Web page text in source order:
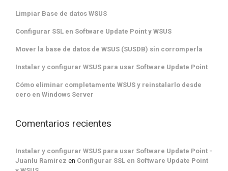
Limpiar Base de datos WSUS
Configurar SSL en Software Update Point y WSUS
Mover la base de datos de WSUS (SUSDB) sin corromperla
Instalar y configurar WSUS para usar Software Update Point
Cómo eliminar completamente WSUS y reinstalarlo desde
cero en Windows Server
Comentarios recientes
Instalar y configurar WSUS para usar Software Update Point -
Juanlu Ramírez en Configurar SSL en Software Update Point